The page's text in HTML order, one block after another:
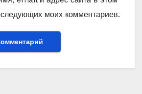
моих комментариев.